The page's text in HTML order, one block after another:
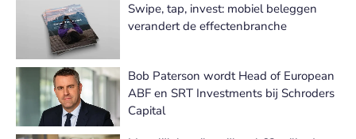
Swipe, tap, invest: mobiel beleggen
verandert de effectenbranche
Bob Paterson wordt Head of European
ABF en SRT Investments bij Schroders
Capital